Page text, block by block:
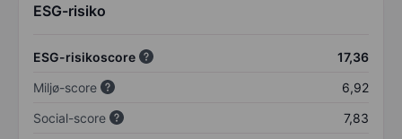
ESG-risiko
ESG-risikoscore
17,36
Miljø-score
6,92
Social-score
7,83